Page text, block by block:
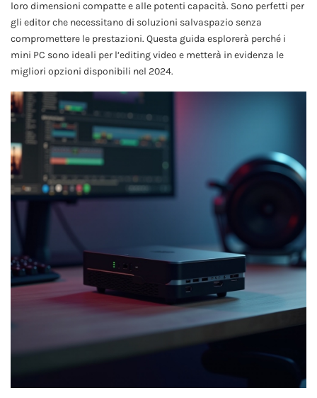
loro dimensioni compatte e alle potenti capacità. Sono perfetti per
gli editor che necessitano di soluzioni salvaspazio senza
compromettere le prestazioni. Questa guida esplorerà perché i
mini PC sono ideali per l’editing video e metterà in evidenza le
migliori opzioni disponibili nel 2024.